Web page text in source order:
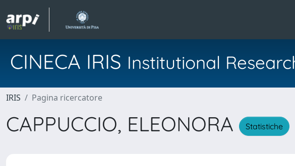
CINECA IRIS Institutional
IRIS Pagina ricercatore
CAPPUCCIO, ELEONORA Statistiche